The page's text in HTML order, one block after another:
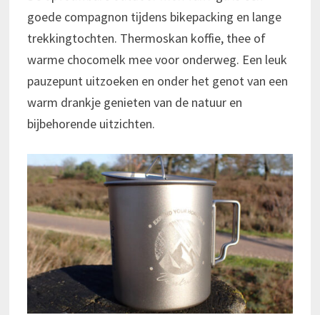
goede compagnon tijdens bikepacking en lange
trekkingtochten. Thermoskan koffie, thee of
warme chocomelk mee voor onderweg. Een leuk
pauzepunt uitzoeken en onder het genot van een
warm drankje genieten van de natuur en
bijbehorende uitzichten.